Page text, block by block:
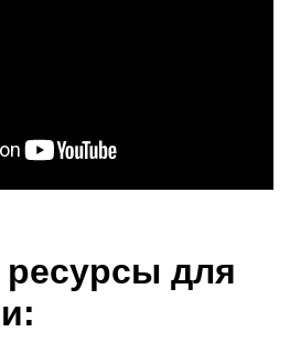
для